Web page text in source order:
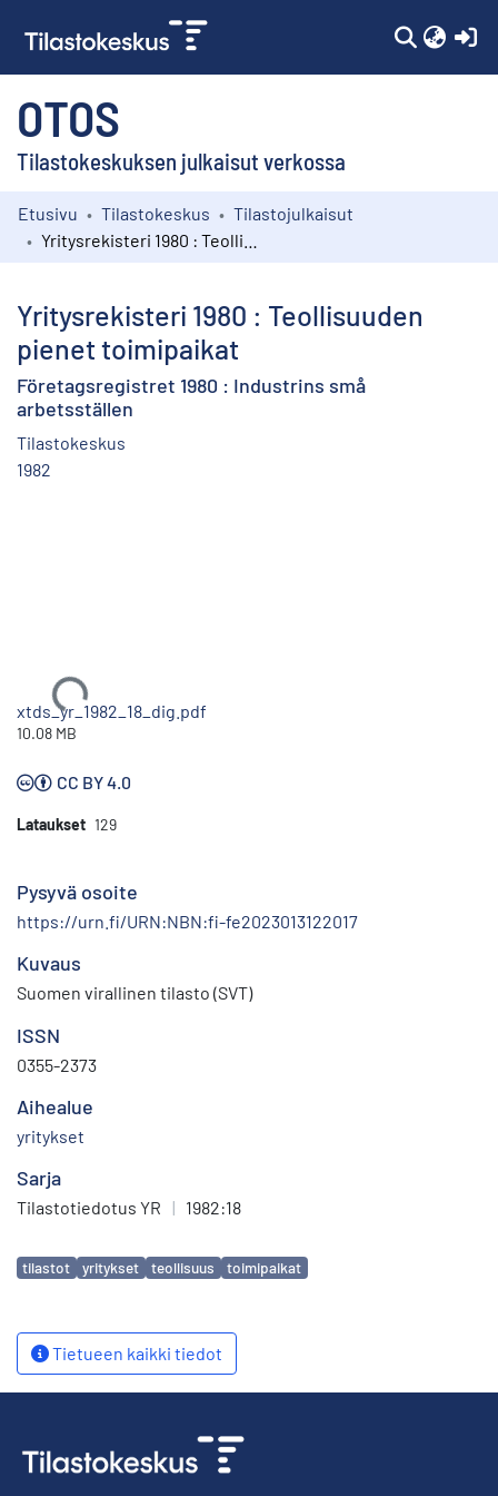
OTOS
Tilastokeskuksen julkaisut verkossa
Kokoelmat
Etusivu Tilastokeskus
Tilastojulkaisut
Yritysrekisteri 1980 : Teollisuuden
pienet toimipaikat
Företagsregistret 1980 : Industrins små
arbetsställen
Tilastokeskus
1982
Ladataan...
xtds_yr_1982_18_dig.pdf
10.08 MB
CC BY 4.0
Lataukset 129
Pysyvä osoite
https://urn.fi/URN:NBN:fi-fe2023013122017
Kuvaus
Suomen virallinen tilasto (SVT)
ISSN
0355-2373
Aihealue
yritykset
Sarja
Tilastotiedotus YR | 1982:18
Avainsanat
tilastot yritykset teollisuus toimipaikat
Tietueen kaikki tiedot